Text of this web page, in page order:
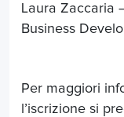
Laura Zaccaria
Business
Per maggiori
l’iscrizione si